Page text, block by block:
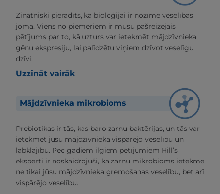
Zinātniski pierādīts, ka bioloģijai ir nozīme veselības
jomā. Viens no piemēriem ir mūsu pašreizējais
pētījums par to, kā uzturs var ietekmēt mājdzīvnieka
gēnu ekspresiju, lai palīdzētu viņiem dzīvot veselīgu
dzīvi.
Uzzināt vairāk
Mājdzīvnieka mikrobioms
Prebiotikas ir tās, kas baro zarnu baktērijas, un tās var
ietekmēt jūsu mājdzīvnieka vispārējo veselību un
labklājību. Pēc gadiem ilgiem pētījumiem Hill’s
eksperti ir noskaidrojuši, ka zarnu mikrobioms ietekmē
ne tikai jūsu mājdzīvnieka gremošanas veselību, bet arī
vispārējo veselību.